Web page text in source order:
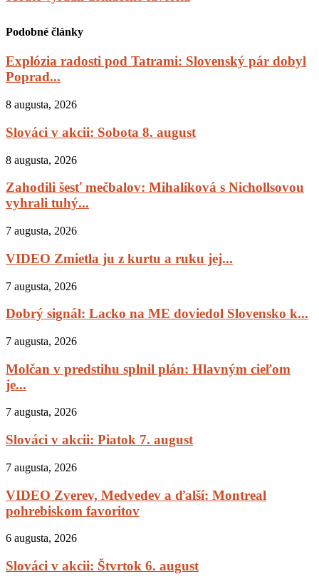
Podobné články
Explózia radosti pod Tatrami: Slovenský pár dobyl
Poprad...
8 augusta, 2026
Slováci v akcii: Sobota 8. august
8 augusta, 2026
Zahodili šesť mečbalov: Mihalíková s Nichollsovou
vyhrali tuhý...
7 augusta, 2026
VIDEO Zmietla ju z kurtu a ruku jej...
7 augusta, 2026
Dobrý signál: Lacko na ME doviedol Slovensko k...
7 augusta, 2026
Molčan v predstihu splnil plán: Hlavným cieľom
je...
7 augusta, 2026
Slováci v akcii: Piatok 7. august
7 augusta, 2026
VIDEO Zverev, Medvedev a ďalší: Montreal
pohrebiskom favoritov
6 augusta, 2026
Slováci v akcii: Štvrtok 6. august